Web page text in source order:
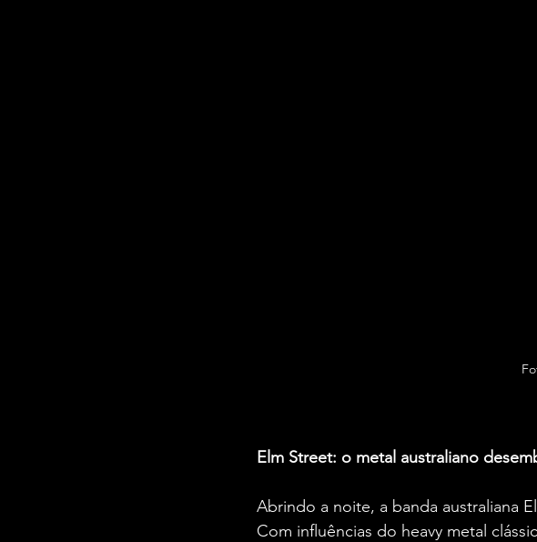
Elm Street: o metal australiano
Abrindo a noite, a banda australiana
Com influências do heavy metal